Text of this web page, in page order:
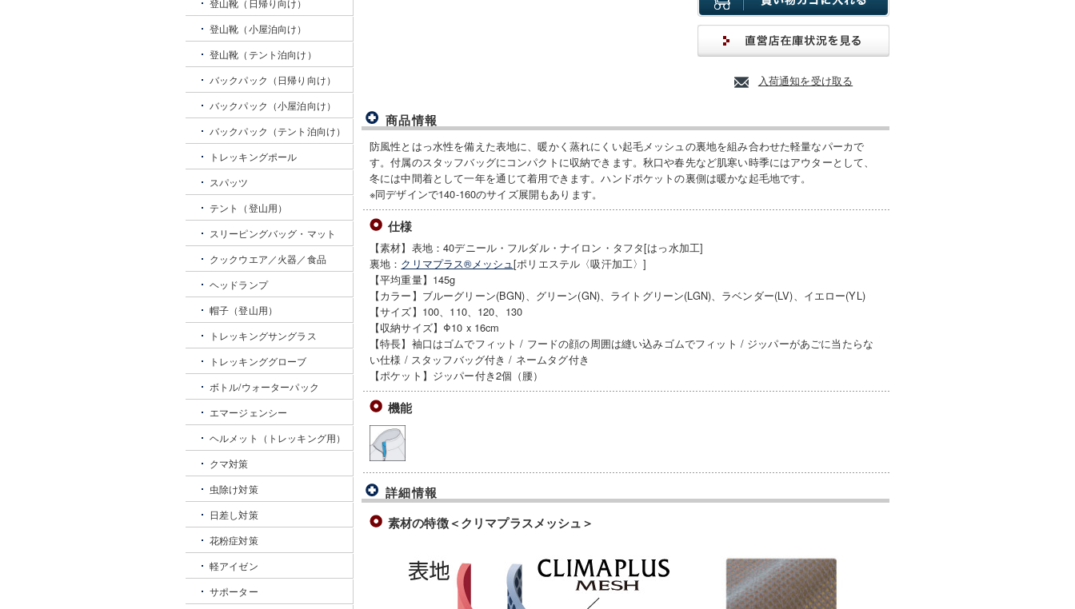
入荷通知を受け取る
商品情報
防風性とはっ水性を備えた表地に、暖かく蒸れにくい起毛メッシュの裏地を組み合わせた軽量なパーカで
す。付属のスタッフバッグにコンパクトに収納できます。秋口や春先など肌寒い時季にはアウターとして、
冬には中間着として一年を通じて着用できます。ハンドポケットの裏側は暖かな起毛地です。
※同デザインで140-160のサイズ展開もあります。
仕様
【素材】表地：40デニール・フルダル・ナイロン・タフタ[はっ水加工]
裏地： クリマプラス®メッシュ[ポリエステル〈吸汗加工〉]
【平均重量】145g
【カラー】ブルーグリーン(BGN)、グリーン(GN)、ライトグリーン(LGN)、ラベンダー(LV)、イエロー(YL)
【サイズ】100、110、120、130
【収納サイズ】Φ10 x 16cm
【特長】袖口はゴムでフィット / フードの顔の周囲は縫い込みゴムでフィット / ジッパーがあごに当たらな
い仕様 / スタッフバッグ付き / ネームタグ付き
【ポケット】ジッパー付き2個（腰）
機能
詳細情報
素材の特徴＜クリマプラスメッシュ＞
登山靴（日帰り向け）
登山靴（小屋泊向け）
登山靴（テント泊向け）
バックパック（日帰り向け）
バックパック（小屋泊向け）
バックパック（テント泊向け）
トレッキングポール
スパッツ
テント（登山用）
スリーピングバッグ・マット
クックウエア／火器／食品
ヘッドランプ
帽子（登山用）
トレッキングサングラス
トレッキンググローブ
ボトル/ウォーターパック
エマージェンシー
ヘルメット（トレッキング用）
クマ対策
虫除け対策
日差し対策
花粉症対策
軽アイゼン
サポーター